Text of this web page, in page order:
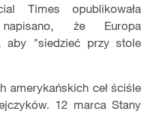
Times opublikowała
że Europa
aby "siedzieć przy stole
amerykańskich ceł ściśle
12 marca Stany